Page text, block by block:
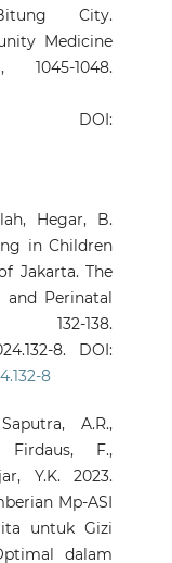
City.
Medicine
1048.
DOI:
Hegar, B.
in Children
Jakarta. The
and Perinatal
138.
8. DOI:
8
A.R.,
Firdaus, F.,
Y.K. 2023.
Mp-ASI
untuk Gizi
dalam